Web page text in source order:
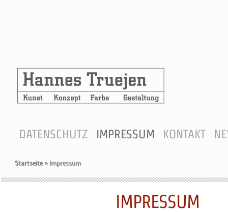
DATENSCHUTZ IMPRESSUM KONTAKT
Startseite » Impressum
IMPRESSUM